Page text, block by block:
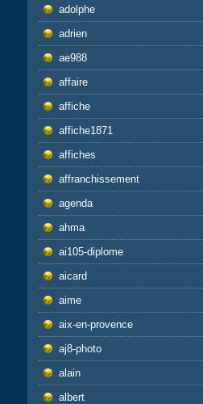
adolphe
adrien
ae988
affaire
affiche
affiche1871
affiches
affranchissement
agenda
ahma
ai105-diplome
aicard
aime
aix-en-provence
aj8-photo
alain
albert